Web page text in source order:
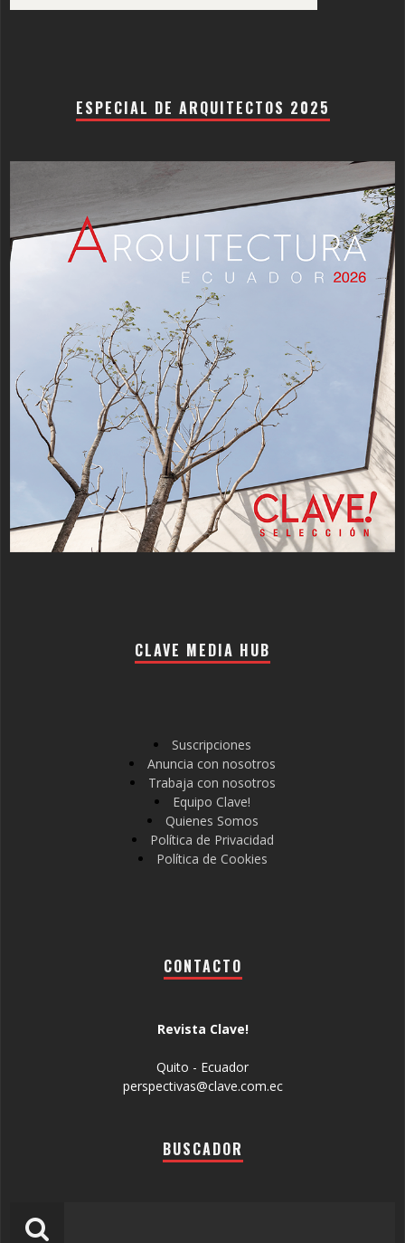
ESPECIAL DE ARQUITECTOS 2025
CLAVE MEDIA HUB
Suscripciones
Anuncia con nosotros
Trabaja con nosotros
Equipo Clave!
Quienes Somos
Política de Privacidad
Política de Cookies
CONTACTO
Revista Clave!
Quito - Ecuador
perspectivas@clave.com.ec
BUSCADOR